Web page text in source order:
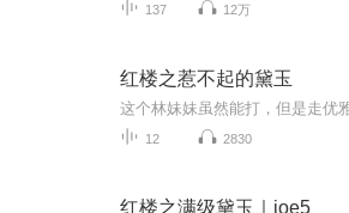
137 12万
红楼之惹不起的黛玉
12 2830
红楼之满级黛玉｜joe5